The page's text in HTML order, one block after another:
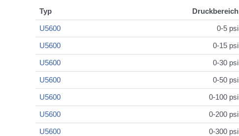
Typ Druckbereich
U5600 0-5 psi
U5600 0-15 psi
U5600 0-30 psi
U5600 0-50 psi
U5600 0-100 psi
U5600 0-200 psi
U5600 0-300 psi